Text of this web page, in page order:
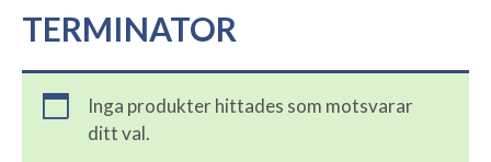
TERMINATOR
Inga produkter hittades som motsvarar
ditt val.